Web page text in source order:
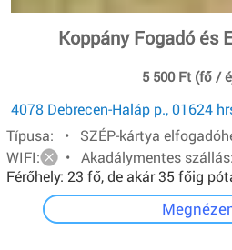
Koppány Fogadó és
5 500 Ft (fő /
4078 Debrecen-Haláp p., 01624
Típusa: • SZÉP-kártya
WIFI:
• Akadálymentes szállás:
Férőhely: 23 fő, de akár 35 főig
főt pedig sátorban tudunk